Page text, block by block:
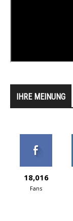
IHRE MEINUNG
18,016
Fans